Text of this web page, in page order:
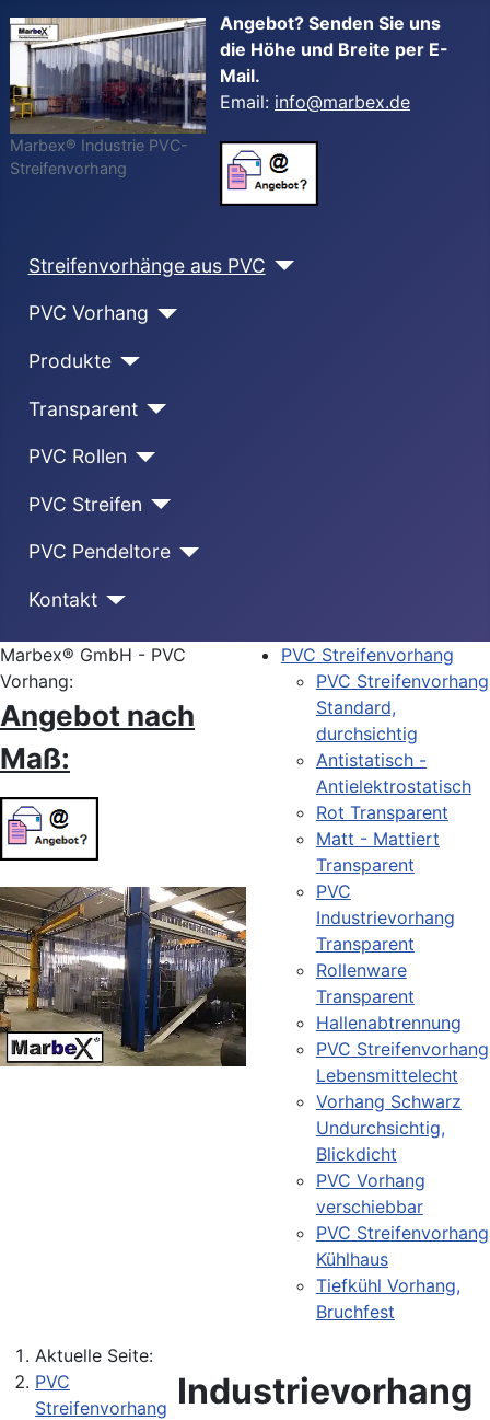
Marbex® Industrie PVC-
Streifenvorhang
Angebot? Senden Sie uns
die Höhe und Breite per E-
Mail.
Email: info@marbex.de
Streifenvorhänge aus PVC
PVC Vorhang
Produkte
Transparent
PVC Rollen
PVC Streifen
PVC Pendeltore
Kontakt
Marbex® GmbH - PVC
Vorhang:
Angebot nach
Maß:
PVC Streifenvorhang
PVC Streifenvorhang
Standard,
durchsichtig
Antistatisch -
Antielektrostatisch
Rot Transparent
Matt - Mattiert
Transparent
PVC
Industrievorhang
Transparent
Rollenware
Transparent
Hallenabtrennung
PVC Streifenvorhang
Lebensmittelecht
Vorhang Schwarz
Undurchsichtig,
Blickdicht
PVC Vorhang
verschiebbar
PVC Streifenvorhang
Kühlhaus
Tiefkühl Vorhang,
Bruchfest
Aktuelle Seite:
PVC
Streifenvorhang Industrievorhang